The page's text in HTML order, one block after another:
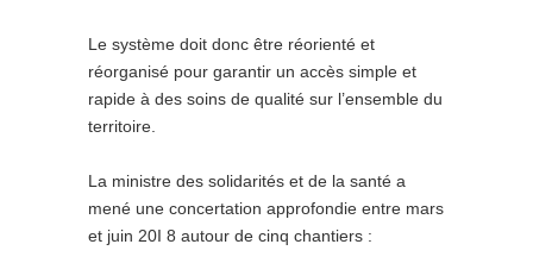
Le système doit donc être réorienté et
réorganisé pour garantir un accès simple et
rapide à des soins de qualité sur l’ensemble du
territoire.
La ministre des solidarités et de la santé a
mené une concertation approfondie entre mars
et juin 20I 8 autour de cinq chantiers :